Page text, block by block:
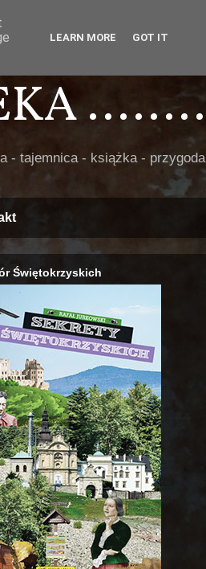
........
- tajemnica - książka - przygoda
Świętokrzyskich
LEARN MORE GOT IT